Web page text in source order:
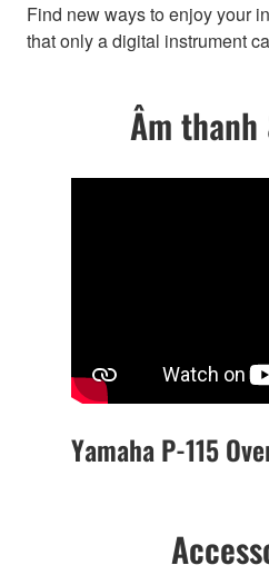
Find new ways to enjoy your
that only a digital instrument
Âm thanh
Yamaha P-115